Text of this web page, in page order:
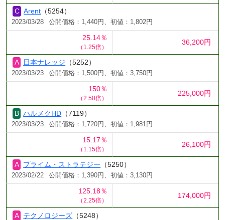
Arent （5254）
2023/03/28 公開価格：1,440円、初値：1,802円
25.14％
（1.25倍）
36,200円
日本ナレッジ （5252）
2023/03/23 公開価格：1,500円、初値：3,750円
150％
（2.50倍）
225,000円
ハルメクHD （7119）
2023/03/23 公開価格：1,720円、初値：1,981円
15.17％
（1.15倍）
26,100円
プライム・ストラテジー （5250）
2023/02/22 公開価格：1,390円、初値：3,130円
125.18％
（2.25倍）
174,000円
テクノロジーズ （5248）